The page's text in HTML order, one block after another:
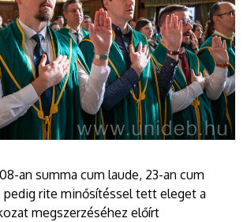
an summa cum laude, 23-an cum
pedig rite minősítéssel tett eleget a
megszerzéséhez előírt